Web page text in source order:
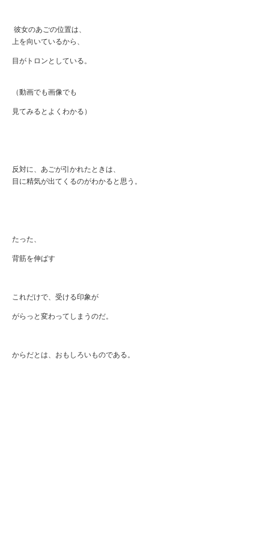
彼女のあごの位置は、
上を向いているから、
目がトロンとしている。
（動画でも画像でも
見てみるとよくわかる）
反対に、あごが引かれたときは、
目に精気が出てくるのがわかると思う。
たった、
背筋を伸ばす
これだけで、受ける印象が
がらっと変わってしまうのだ。
からだとは、おもしろいものである。